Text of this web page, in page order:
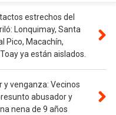
estrechos del
Lonquimay, Santa
Pico, Macachín,
ya están aislados.
y venganza: Vecinos
abusador y
nena de 9 años